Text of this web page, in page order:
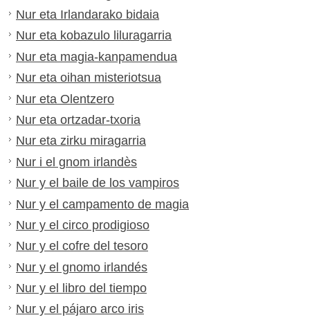
Nur eta Irlandarako bidaia
Nur eta kobazulo liluragarria
Nur eta magia-kanpamendua
Nur eta oihan misteriotsua
Nur eta Olentzero
Nur eta ortzadar-txoria
Nur eta zirku miragarria
Nur i el gnom irlandès
Nur y el baile de los vampiros
Nur y el campamento de magia
Nur y el circo prodigioso
Nur y el cofre del tesoro
Nur y el gnomo irlandés
Nur y el libro del tiempo
Nur y el pájaro arco iris